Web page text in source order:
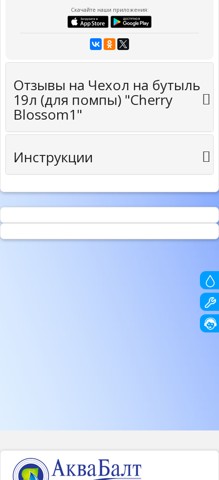
Скачайте наши приложения:
Отзывы на Чехол на бутыль
19л (для помпы) "Cherry
Blossom1"
Инструкции